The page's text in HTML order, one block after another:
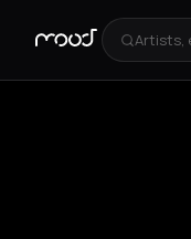
Artists,